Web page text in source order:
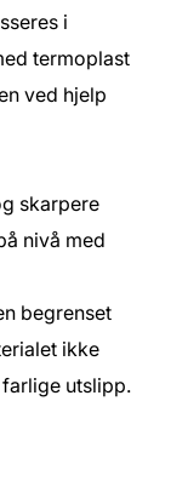
i
termoplast
ved hjelp
skarpere
nivå med
begrenset
ikke
utslipp.